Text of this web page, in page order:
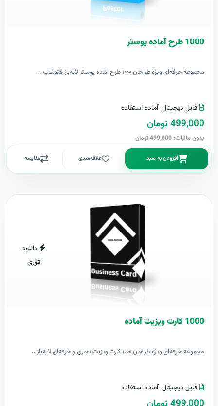
1000 طرح آماده پوستر
مجموعه حرفه‌ای ویژه طراحان ۱۰۰۰ طرح آماده پوستر لایه‌باز فتوشاپ ..
فایل دیجیتال آماده استفاده
499,000 تومان
بدون مالیات: 499,000 تومان
افزودن به سبد علاقه‌مندی مقایسه
دانلود
فوری
1000 کارت ويزيت آماده
مجموعه حرفه‌ای ویژه طراحان ۱۰۰۰ کارت ویزیت تجاری و حرفه‌ای لایه‌باز ..
فایل دیجیتال آماده استفاده